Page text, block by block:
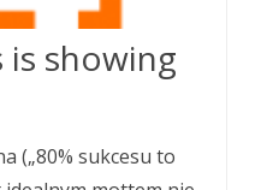
is showing
(„80% sukcesu to